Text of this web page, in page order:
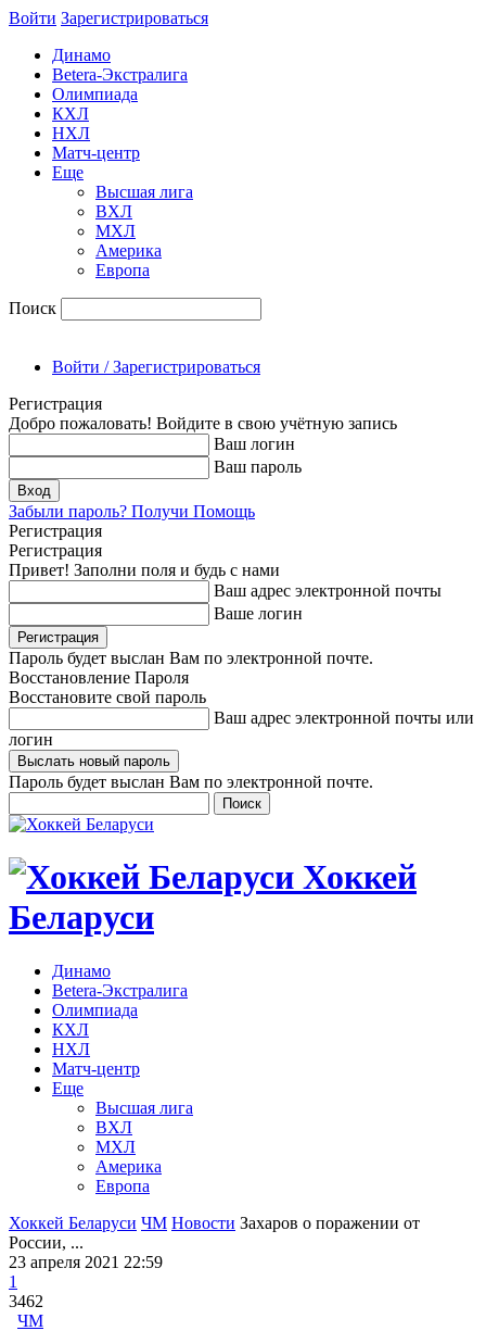
Войти Зарегиcтрироваться
Динамо
Betera-Экстралига
Олимпиада
КХЛ
НХЛ
Матч-центр
Еще
Высшая лига
ВХЛ
МХЛ
Америка
Европа
Поиск
Войти / Зарегистрироваться
Регистрация
Добро пожаловать! Войдите в свою учётную запись
Ваш логин
Ваш пароль
Забыли пароль? Получи Помощь
Регистрация
Регистрация
Привет! Заполни поля и будь с нами
Ваш адрес электронной почты
Ваше логин
Пароль будет выслан Вам по электронной почте.
Восстановление Пароля
Восстановите свой пароль
Ваш адрес электронной почты или
логин
Пароль будет выслан Вам по электронной почте.
Хоккей
Беларуси
Динамо
Betera-Экстралига
Олимпиада
КХЛ
НХЛ
Матч-центр
Еще
Высшая лига
ВХЛ
МХЛ
Америка
Европа
Хоккей Беларуси ЧМ Новости Захаров о поражении от
России, ...
23 апреля 2021 22:59
1
3462
ЧМ